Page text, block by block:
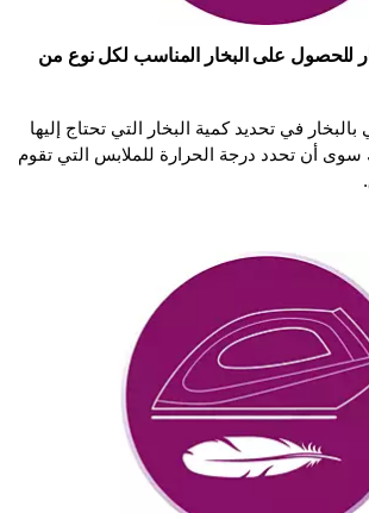
للحصول على البخار المناسب لكل نوع من
بالبخار في تحديد كمية البخار التي تحتاج إليها
أن تحدد درجة الحرارة للملابس التي تقوم